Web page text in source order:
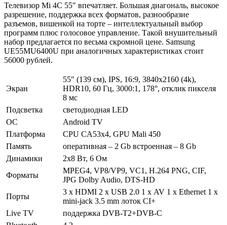
Телевизор Mi 4C 55″ впечатляет. Большая диагональ, высокое
разрешение, поддержка всех форматов, разнообразие
разъемов, вишенкой на торте – интеллектуальный выбор
программ плюс голосовое управление. Такой внушительный
набор предлагается по весьма скромной цене. Samsung
UE55MU6400U при аналогичных характеристиках стоит
56000 рублей.
Экран
55″ (139 см), IPS, 16:9, 3840х2160 (4k),
HDR10, 60 Гц, 3000:1, 178°, отклик пикселя
8 мс
Подсветка
cветодиодная LED
ОС
Android TV
Платформа
CPU CA53х4, GPU Mali 450
Память
оперативная – 2 Gb встроенная – 8 Gb
Динамики
2х8 Вт, 6 Ом
Форматы
MPEG4, VP8/VP9, VC1, H.264 PNG, CIF,
JPG Dolby Audio, DTS-HD
Порты
3 x HDMI 2 х USB 2.0 1 х AV 1 x Ethernet 1 x
mini-jack 3.5 mm лоток CI+
Live TV
поддержка DVB-T2+DVB-C